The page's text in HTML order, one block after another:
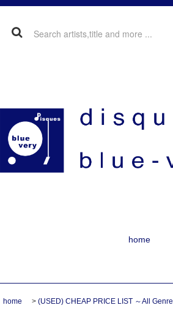
home
home > (USED) CHEAP PRICE LIST ～All Genre